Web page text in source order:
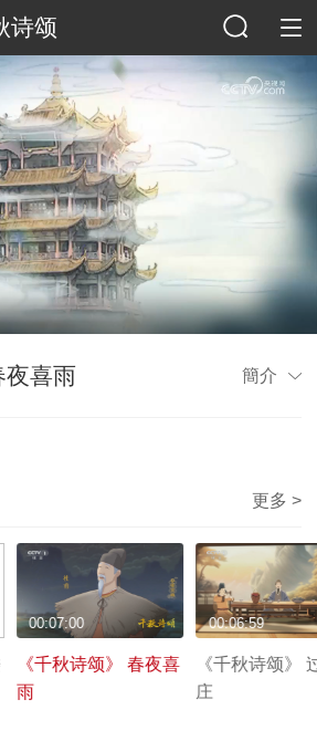
诗颂
夜喜雨 簡介
更多 >
《千秋诗颂》 春夜喜
雨
00:07:00
《千秋诗颂》
庄
00:06:59